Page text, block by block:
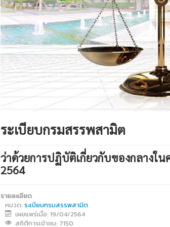
ระเบียบกรมสรรพสามิต
ว่าด้วยการปฏิบัติเกี่ยวกับของกลาง
2564
รายละเอียด
หมวด: ระเบียบกรมสรรพสามิต
เผยแพร่เมื่อ: 19/04/2564
สถิติการเข้าชม: 7150